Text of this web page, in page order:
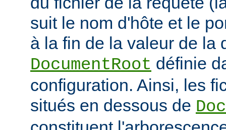
suit le nom d'hôte et le
à la fin de la valeur de la
DocumentRoot définie
configuration. Ainsi, les
situés en dessous de